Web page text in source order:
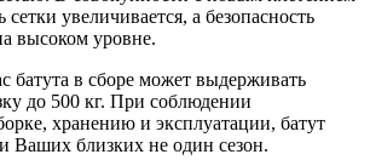
сетки увеличивается, а безопасность
высоком уровне.
батута в сборе может выдерживать
до 500 кг. При соблюдении
хранению и эксплуатации, батут
Ваших близких не один сезон.